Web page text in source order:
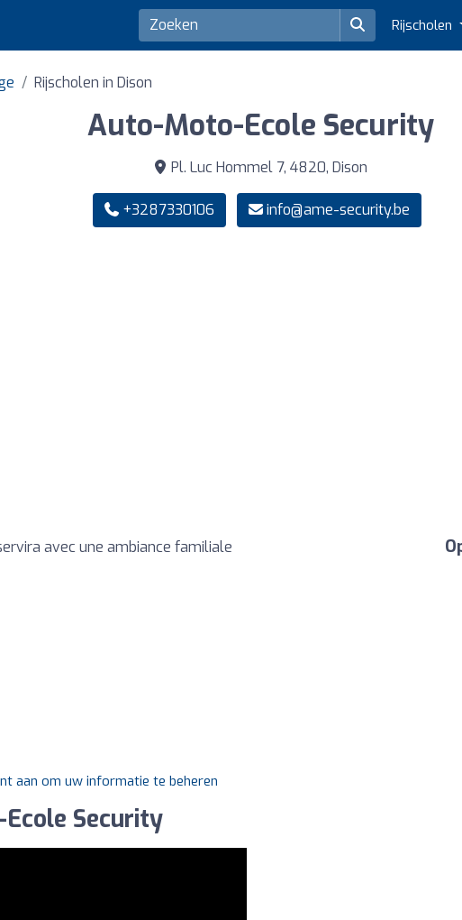
Rijscholen
Rijscholen in Dison
Auto-Moto-Ecole Security
Pl. Luc Hommel 7, 4820, Dison
+3287330106 info@ame-security.be
avec une ambiance familiale
aan om uw informatie te beheren
Security